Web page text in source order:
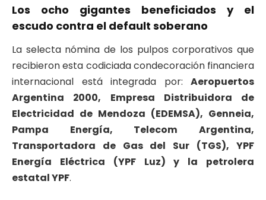
Los ocho gigantes beneficiados y el
escudo contra el default soberano
La selecta nómina de los pulpos corporativos que
recibieron esta codiciada condecoración financiera
internacional está integrada por: Aeropuertos
Argentina 2000, Empresa Distribuidora de
Electricidad de Mendoza (EDEMSA), Genneia,
Pampa Energía, Telecom Argentina,
Transportadora de Gas del Sur (TGS), YPF
Energía Eléctrica (YPF Luz) y la petrolera
estatal YPF.